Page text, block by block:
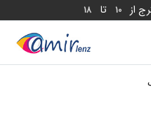
از 10 تا 18